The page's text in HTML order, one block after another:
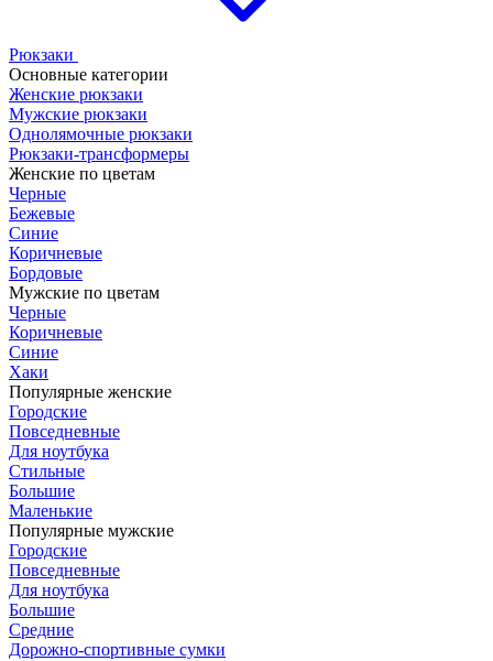
Рюкзаки
Основные категории
Женские рюкзаки
Мужские рюкзаки
Однолямочные рюкзаки
Рюкзаки-трансформеры
Женские по цветам
Черные
Бежевые
Синие
Коричневые
Бордовые
Мужские по цветам
Черные
Коричневые
Синие
Хаки
Популярные женские
Городские
Повседневные
Для ноутбука
Стильные
Большие
Маленькие
Популярные мужские
Городские
Повседневные
Для ноутбука
Большие
Средние
Дорожно-спортивные сумки